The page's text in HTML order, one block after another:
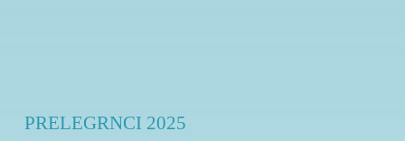
PRELEGRNCI 2025